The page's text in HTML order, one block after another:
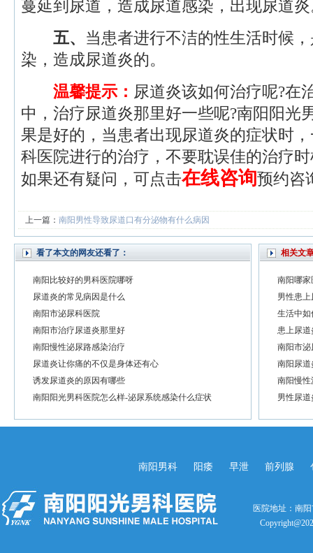
蔓延到尿道，造成尿道感染，出现尿道
五、 当患者进行不洁的性生活时候
染，造成尿道炎的。
温馨提示： 尿道炎该如何治疗呢?在
中，治疗尿道炎那里好一些呢?南阳阳光
果是好的，当患者出现尿道炎的症状时
科医院进行的治疗，不要耽误佳的治疗
如果还有疑问，可点击在线咨询预约咨
上一篇： 南阳男性导致尿道口有分泌物有什么病因
看了本文的网友还看了：
南阳比较好的男科医院哪呀
尿道炎的常见病因是什么
南阳市泌尿科医院
南阳市治疗尿道炎那里好
南阳慢性泌尿路感染治疗
尿道炎让你痛的不仅是身体还有心
诱发尿道炎的原因有哪些
南阳阳光男科医院怎么样-泌尿系统感染什么症状
相关文
南阳哪家
男性患
生活中如
患上尿道
南阳市泌
南阳尿道
南阳慢性
男性尿
南阳男科 阳痿 早泄 前列腺
医院地址：南